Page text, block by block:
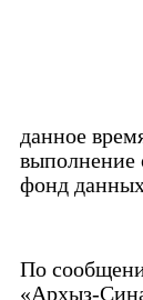
данное
выполнение
фонд данных
По
«Архыз-